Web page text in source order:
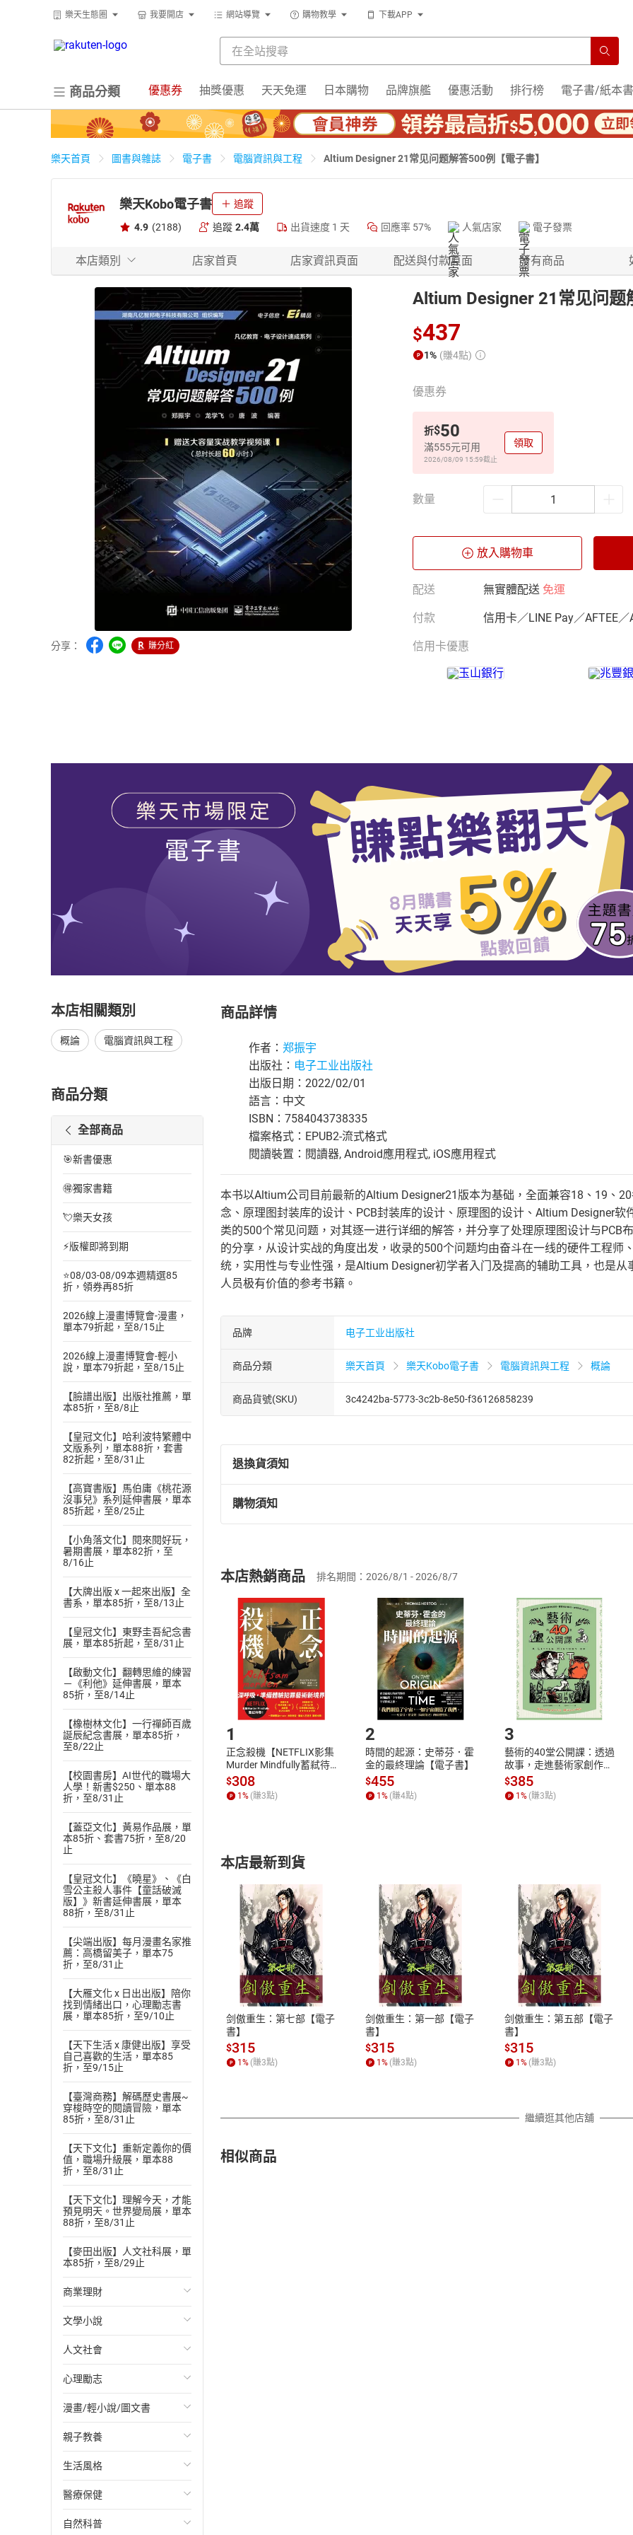
樂天生態圈 我要開店 網站導覽 購物教學 下載APP
商品分類 優惠券 抽獎優惠 天天免運 日本購物 品牌旗艦 優惠活動 排行榜 電子書/紙本書
樂天首頁 圖書與雜誌 電子書 電腦資訊與工程 Altium Designer 21常见问题解答500例【電子書】
樂天Kobo電子書 追蹤
4.9 (2188) 追蹤 2.4萬 出貨速度 1 天 回應率 57% 人氣店家 電子發票
本店類別 店家首頁 店家資訊頁面 配送與付款頁面 所有商品
分享： 賺分紅
Altium Designer 21常见问
$437
1% (賺4點)
優惠券
折$50
滿555元可用
2026/08/09 15:59截止
領取
數量
放入購物車
配送 無實體配送 免運
付款 信用卡／LINE Pay／AFTEE／
信用卡優惠
本店相關類別
概論 電腦資訊與工程
商品分類
全部商品
🎯新書優惠
🉐獨家書籍
💘樂天女孩
⚡版權即將到期
⭐08/03-08/09本週精選85
折，領券再85折
2026線上漫畫博覽會-漫畫，
單本79折起，至8/15止
2026線上漫畫博覽會-輕小
說，單本79折起，至8/15止
【臉譜出版】出版社推薦，單
本85折，至8/8止
【皇冠文化】哈利波特繁體中
文版系列，單本88折，套書
82折起，至8/31止
【高寶書版】馬伯庸《桃花源
沒事兒》系列延伸書展，單本
85折起，至8/25止
【小角落文化】閱來閱好玩，
暑期書展，單本82折，至
8/16止
【大牌出版 x 一起來出版】全
書系，單本85折，至8/13止
【皇冠文化】東野圭吾紀念書
展，單本85折起，至8/31止
【啟動文化】翻轉思維的練習
－《利他》延伸書展，單本
85折，至8/14止
【橡樹林文化】一行禪師百歲
誕辰紀念書展，單本85折，
至8/22止
【校園書房】AI世代的職場大
人學！新書$250、單本88
折，至8/31止
【蓋亞文化】黃易作品展，單
本85折、套書75折，至8/20
止
【皇冠文化】《曉星》、《白
雪公主殺人事件【童話破滅
版】》新書延伸書展，單本
88折，至8/31止
【尖端出版】每月漫畫名家推
薦：高橋留美子，單本75
折，至8/31止
【大雁文化 x 日出出版】陪你
找到情緒出口，心理勵志書
展，單本85折，至9/10止
【天下生活 x 康健出版】享受
自己喜歡的生活，單本85
折，至9/15止
【臺灣商務】解碼歷史書展~
穿梭時空的閱讀冒險，單本
85折，至8/31止
【天下文化】重新定義你的價
值，職場升級展，單本88
折，至8/31止
【天下文化】理解今天，才能
預見明天。世界變局展，單本
88折，至8/31止
【麥田出版】人文社科展，單
本85折，至8/29止
商業理財
投資理財
經濟/趨勢
財務/金融
管理/領導
職場工作術
成功法
行銷/廣告
傳記
文學小說
歐美文學
日本文學
韓國文學
華文文學
經典文學
成長/家庭生活小說
懸疑/推理小說
人文社會
國際關係
政治
社會科學
台灣/中國歷史
日/韓歷史
其他歷史/史學
心理勵志
心靈成長/情緒
人際關係
兩性關係
心理學
漫畫/輕小說/圖文書
輕小說
奇幻/科幻
愛情故事
職場/社會寫實
親子教養
教育現場
兒童文學/故事
兒童科普/學習
生活風格
飲食/食譜
健身/美顏
醫療保健
健康/養生
自然科普
商品詳情
作者： 郑振宇
出版社： 电子工业出版社
出版日期：2022/02/01
語言：中文
ISBN：7584043738335
檔案格式：EPUB2-流式格式
閱讀裝置：閱讀器, Android應用程式, iOS應用程式
本书以Altium公司目前最新的Altium Designer21版本为基础，全面兼容18、19、
念、原理图封装库的设计、PCB封装库的设计、原理图的设计、Altium Designer
类的500个常见问题，对其逐一进行详细的解答，并分享了处理原理图设计与PCB
的分享，从设计实战的角度出发，收录的500个问题均由奋斗在一线的硬件工程师
统，实用性与专业性强，是Altium Designer初学者入门及提高的辅助工具，也是
人员极有价值的参考书籍。
品牌 电子工业出版社
商品分類 樂天首頁 樂天Kobo電子書 電腦資訊與工程 概論
商品貨號(SKU) 3c4242ba-5773-3c2b-8e50-f36126858239
退換貨須知
退換貨規定：
(一)依消費者保護法第19條第1項後段暨通訊交易解除權合理例外情事適用
(二)消費者訂購本店鋪之商品即代表知悉本店鋪所銷售之商品為電子書，
且已下載/存取電子書，不得請求退貨退款。
退貨方式：您欲取消訂單或辦理退貨時，請登入樂天市場，並於「我的訂單
貨」，本店鋪將依您的申請進行審核，待審核通過後將為您辦理退款事宜。
請注意，樂天市場須以整筆訂單為單位進行取消/退貨，恕無法以單支商品取
購物須知
挑選商品
Choose
放入購物車
Shopping cart
登入帳號
Login
購書後，如何開始使用？
Step1.選擇閱讀載具 Step2.登入
付款方式
ATM轉帳、信用卡、LINE PAY、AFTEE
退換貨規範
本店是否提供消費者保護法七日猶
之權利，遽消費者保護法及通訊交
除權合理例外情事適用準則，依商
質各有不同規定。詳細退換貨說明
照各商品說明。
本店熱銷商品 排名期間：2026/8/1 - 2026/8/7
1
正念殺機【NETFLIX影集
Murder Mindfully蓄弒待
發】【電子書】
$308
1 % (賺3點)
2
時間的起源：史蒂芬．霍
金的最終理論【電子書】
$455
1 % (賺4點)
3
藝術的40堂公開課：透過
故事，走進藝術家創作現
場，看藝術如何誕生、如
何形塑人類生活【電子
書】
$385
1 % (賺3點)
本店最新到貨
剑傲重生：第七部【電子
書】
$315
1 % (賺3點)
剑傲重生：第一部【電子
書】
$315
1 % (賺3點)
剑傲重生：第五部【電子
書】
$315
1 % (賺3點)
繼續逛其他店舖
相似商品